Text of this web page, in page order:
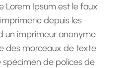
Lorem Ipsum est le faux
depuis les
un imprimeur anonyme
des morceaux de texte
spécimen de polices de